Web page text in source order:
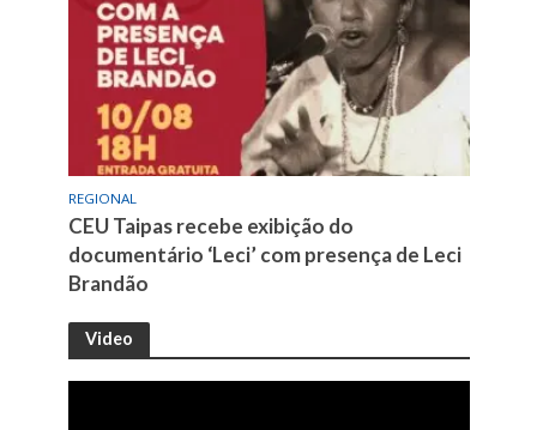
REGIONAL
CEU Taipas recebe exibição do
documentário ‘Leci’ com presença de Leci
Brandão
Video